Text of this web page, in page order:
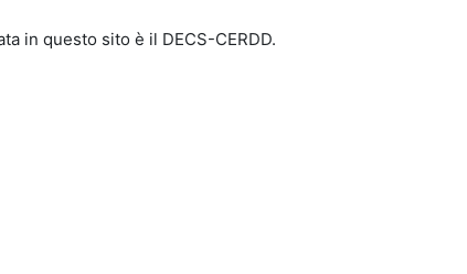
in questo sito è il DECS-CERDD.